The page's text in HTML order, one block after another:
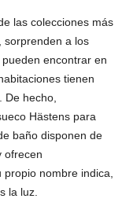
las colecciones más
sorprenden a los
encontrar en
tienen
De hecho,
Hästens para
baño disponen de
ofrecen
nombre indica,
la luz.